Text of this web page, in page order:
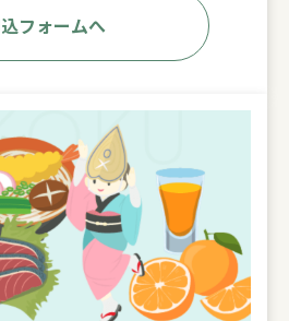
フォームへ